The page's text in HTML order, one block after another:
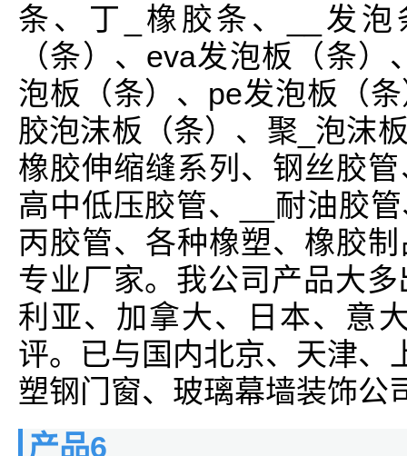
条、丁_橡胶条、__发
（条）、eva发泡板（条
泡板（条）、pe发泡板（
胶泡沫板（条）、聚_泡沫
橡胶伸缩缝系列、钢丝胶
高中低压胶管、__耐油胶
丙胶管、各种橡塑、橡胶
专业厂家。我公司产品大
利亚、加拿大、日本、意
评。已与国内北京、天津、
塑钢门窗、玻璃幕墙装饰公
产品6